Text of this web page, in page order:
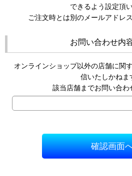
できるよう設定頂
ご注文時とは別のメールアドレ
お問い合わせ内
オンラインショップ以外の店舗に関
信いたしかねま
該当店舗までお問い合わ
確認画面